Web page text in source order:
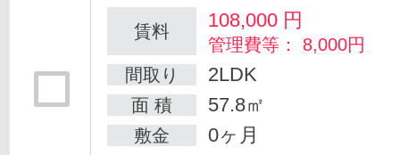
賃料 108,000 円
管理費等： 8,000円
間取り
2LDK
面 積 57.8㎡
敷金 0ヶ月